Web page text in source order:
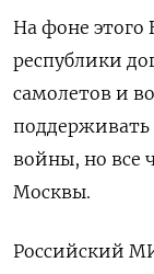
На фоне этого
республики
самолетов и
поддерживать
войны, но все
Москвы.
Российский